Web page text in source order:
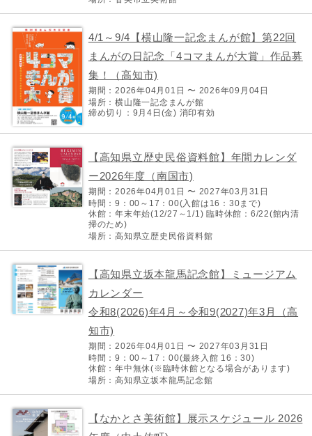
4/1～9/4【横山隆一記念まんが館】第22回
まんがの日記念「4コマまんが大賞」作品募
集！（高知市)
期間：2026年04月01日 〜 2026年09月04日
場所：横山隆一記念まんが館
締め切り：9月4日(金) 消印有効
【高知県立歴史民俗資料館】年間カレンダ
ー2026年度（南国市)
期間：2026年04月01日 〜 2027年03月31日
時間：9：00～17：00(入館は16：30まで)
休館：年末年始(12/27～1/1) 臨時休館：6/22(館内清
掃のため)
場所：高知県立歴史民俗資料館
【高知県立坂本龍馬記念館】ミュージアム
カレンダー
令和8(2026)年4月～令和9(2027)年3月（高
知市)
期間：2026年04月01日 〜 2027年03月31日
時間：9：00～17：00(最終入館 16：30)
休館：年中無休(※臨時休館となる場合があります)
場所：高知県立坂本龍馬記念館
【なかとさ美術館】展示スケジュール 2026